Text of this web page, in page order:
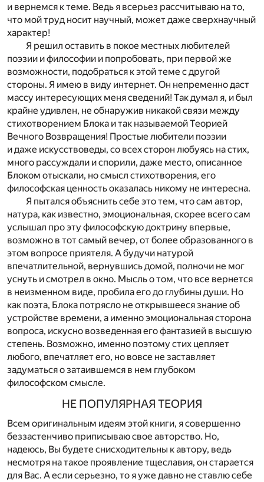
и вернемся к теме. Ведь я всерьез рассчитываю на то,
что мой труд носит научный, может даже сверхнаучный
характер!
Я решил оставить в покое местных любителей
поэзии и философии и попробовать, при первой же
возможности, подобраться к этой теме с другой
стороны. Я имею в виду интернет. Он непременно даст
массу интересующих меня сведений! Так думал я, и был
крайне удивлен, не обнаружив никакой связи между
стихотворением Блока и так называемой Теорией
Вечного Возвращения! Простые любители поэзии
и даже искусствоведы, со всех сторон любуясь на стих,
много рассуждали и спорили, даже место, описанное
Блоком отыскали, но смысл стихотворения, его
философская ценность оказалась никому не интересна.
Я пытался объяснить себе это тем, что сам автор,
натура, как известно, эмоциональная, скорее всего сам
услышал про эту философскую доктрину впервые,
возможно в тот самый вечер, от более образованного в
этом вопросе приятеля. А будучи натурой
впечатлительной, вернувшись домой, полночи не мог
уснуть и смотрел в окно. Мысль о том, что все вернется
в неизменном виде, пробила его до глубины души. Но
как поэта, Блока потрясло не открывшееся знание об
устройстве времени, а именно эмоциональная сторона
вопроса, искусно возведенная его фантазией в высшую
степень. Возможно, именно поэтому стих цепляет
любого, впечатляет его, но вовсе не заставляет
задуматься о затаившемся в нем глубоком
философском смысле.
НЕ ПОПУЛЯРНАЯ ТЕОРИЯ
Всем оригинальным идеям этой книги, я совершенно
беззастенчиво приписываю свое авторство. Но,
надеюсь, Вы будете снисходительны к автору, ведь
несмотря на такое проявление тщеславия, он старается
для Вас. А если серьезно, то я уже давно не ставлю себе